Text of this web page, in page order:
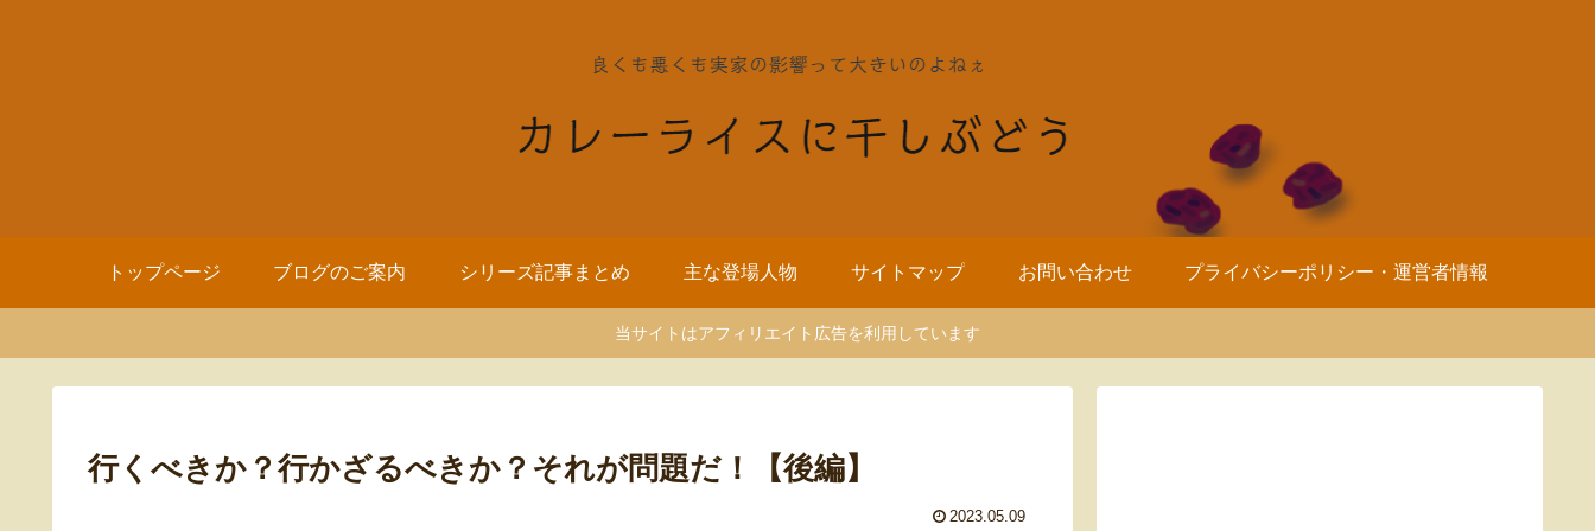
トップページ ブログのご案内 シリーズ記事まとめ 主な登場人物 サイトマップ お問い合わせ プライバシーポリシー・運営者情報
当サイトはアフィリエイト広告を利用しています
行くべきか？行かざるべきか？それが問題だ！【後編】
2023.05.09